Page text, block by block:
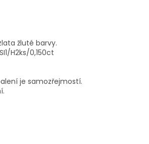
žluté barvy.
H2ks/0,150ct
je samozřejmostí.